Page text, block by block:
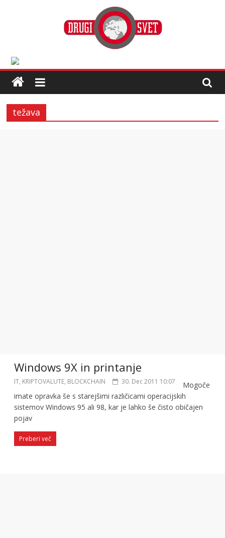
težava
Windows 9X in printanje
IT, KRIPTOVALUTE, BLOCKCHAIN 30. Dec 2011 10:07
Mogoče
imate opravka še s starejšimi različicami operacijskih
sistemov Windows 95 ali 98, kar je lahko še čisto običajen
pojav
Preberi več